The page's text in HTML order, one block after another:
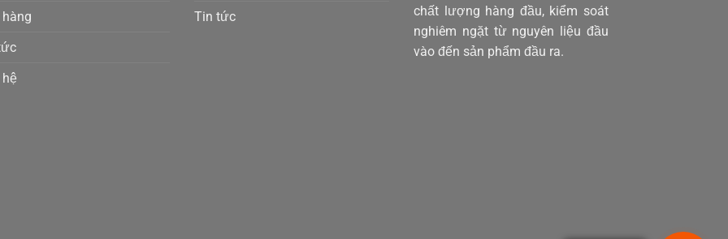
hệ
Tin tức
chất lượng hàng đầu, kiểm soát
nghiêm ngặt từ nguyên liệu đầu
vào đến sản phẩm đầu ra.